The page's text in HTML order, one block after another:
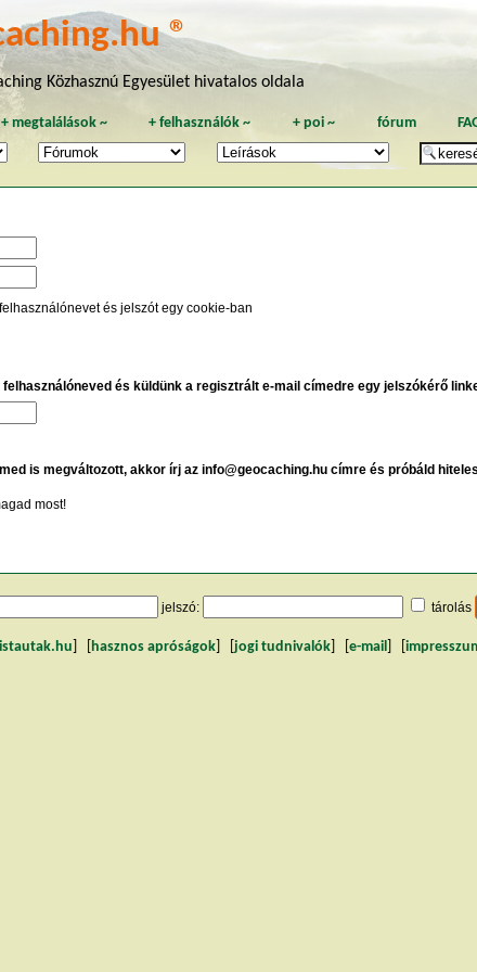
®
Közhasznú Egyesület hivatalos oldala
+ megtalálások~ +felhasználók ~ + poi~ fórum
és jelszót egy cookie-ban
és küldünk a regisztrált e-mail címedre egy jelszókérő
is megváltozott, akkor írj az info@geocaching.hu címre és próbáld
most!
jelszó: tárolás
hasznos apróságok jogi tudnivalók e-mail